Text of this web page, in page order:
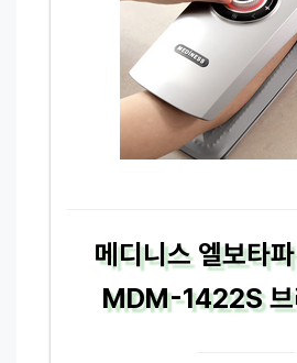
메디니스 엘보타
MDM-1422S 브